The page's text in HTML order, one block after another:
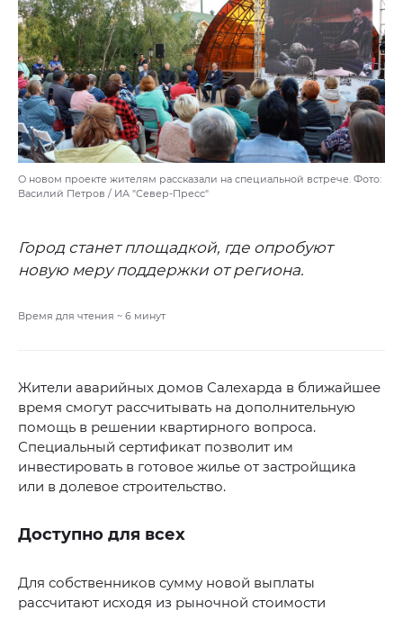
О новом проекте жителям рассказали на специальной встрече. Фото:
Василий Петров / ИА "Север-Пресс"
Город станет площадкой, где опробуют
новую меру поддержки от региона.
Время для чтения ~ 6 минут
Жители аварийных домов Салехарда в ближайшее
время смогут рассчитывать на дополнительную
помощь в решении квартирного вопроса.
Специальный сертификат позволит им
инвестировать в готовое жилье от застройщика
или в долевое строительство.
Доступно для всех
Для собственников сумму новой выплаты
рассчитают исходя из рыночной стоимости